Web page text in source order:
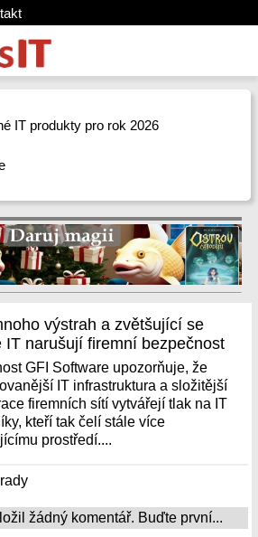
IT produkty pro rok 2026
výstrah a zvětšující se
IT narušují firemní bezpečnost
GFI Software upozorňuje, že
IT infrastruktura a složitější
firemních sítí vytvářejí tlak na IT
kteří tak čelí stále více
prostředí....
žádný komentář. Buďte první...